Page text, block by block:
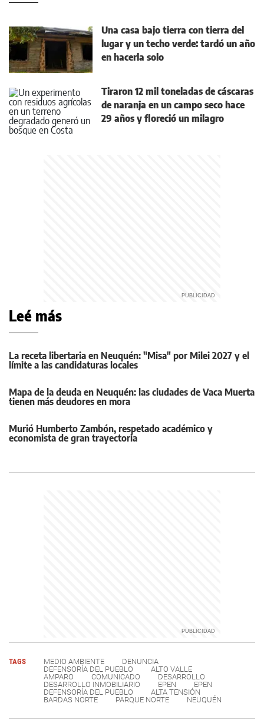
Una casa bajo tierra con tierra del
lugar y un techo verde: tardó un año
en hacerla solo
Tiraron 12 mil toneladas de cáscaras
de naranja en un campo seco hace
29 años y floreció un milagro
Leé más
La receta libertaria en Neuquén: "Misa" por Milei 2027 y el
límite a las candidaturas locales
Mapa de la deuda en Neuquén: las ciudades de Vaca Muerta
tienen más deudores en mora
Murió Humberto Zambón, respetado académico y
economista de gran trayectoria
TAGS MEDIO AMBIENTE
DENUNCIA
DEFENSORÍA DEL PUEBLO
ALTO VALLE
AMPARO
COMUNICADO
DESARROLLO
DESARROLLO INMOBILIARIO
EPEN
EPEN
DEFENSORÍA DEL PUEBLO
ALTA TENSIÓN
BARDAS NORTE
PARQUE NORTE NEUQUÉN